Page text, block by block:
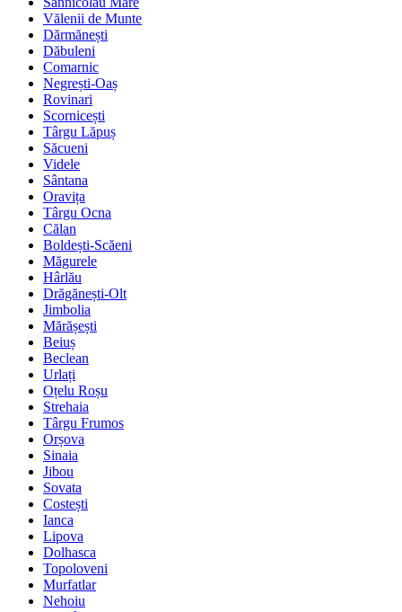
Vălenii de Munte
Dărmănești
Dăbuleni
Comarnic
Negrești-Oaș
Rovinari
Scornicești
Târgu Lăpuș
Săcueni
Videle
Sântana
Oravița
Târgu Ocna
Călan
Boldești-Scăeni
Măgurele
Hârlău
Drăgănești-Olt
Jimbolia
Mărășești
Beiuș
Beclean
Urlați
Oțelu Roșu
Strehaia
Târgu Frumos
Orșova
Sinaia
Jibou
Sovata
Costești
Ianca
Lipova
Dolhasca
Topoloveni
Murfatlar
Nehoiu